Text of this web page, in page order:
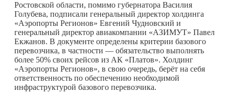
Ростовской области, помимо губернатора Василия
Голубева, подписали генеральный директор холдинга
«Аэропорты Регионов» Евгений Чудновский и
генеральный директор авиакомпании «АЗИМУТ» Павел
Екжанов. В документе определены критерии базового
перевозчика, в частности — обязательство выполнять
более 50% своих рейсов из АК «Платов». Холдинг
«Аэропорты Регионов», в свою очередь, берёт на себя
ответственность по обеспечению необходимой
инфраструктурой базового перевозчика.